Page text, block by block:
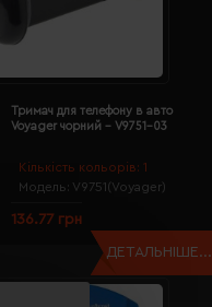
Кількість кольорів: 1
Модель: V9751(Voyager)
Тримач для телефону в авто
Voyager чорний - V9751-03
136.77 грн
ДЕТАЛЬНІШЕ...